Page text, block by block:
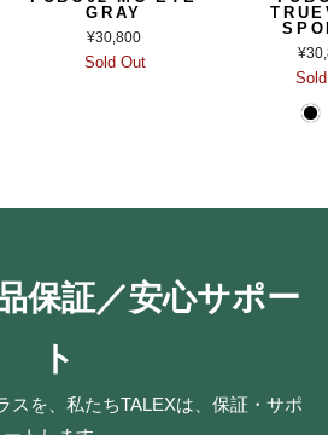
GRAY
¥30,800
Sold Out
保証／安心サポー
ト
スを、私たちTALEXは、保証・サポ